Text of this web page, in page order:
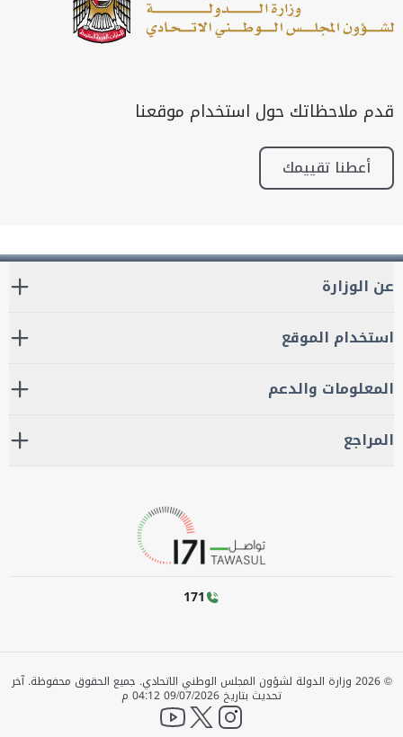
قدم ملاحظاتك حول استخدام موقعنا
أعطنا تقييمك
عن الوزارة
استخدام الموقع
المعلومات والدعم
المراجع
171
©
2026 وزارة الدولة لشؤون المجلس الوطني الاتحادي. جميع الحقوق محفوظة.آخر
تحديث بتاريخ 09/07/2026 04:12 م
instagram
twitter
YouTube